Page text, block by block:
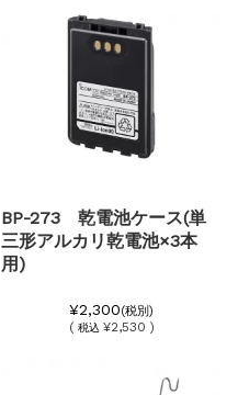
BP-273 乾電池ケース(単
三形アルカリ乾電池×3本
用)
¥2,300(税別)
( 税込 ¥2,530 )